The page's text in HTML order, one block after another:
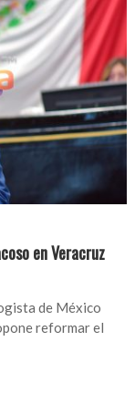
en Veracruz
de México
reformar el